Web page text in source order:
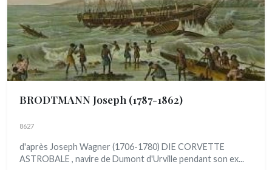
BRODTMANN Joseph (1787-1862)
8627
d'après Joseph Wagner (1706-1780) DIE CORVETTE
ASTROBALE , navire de Dumont d'Urville pendant son ex...